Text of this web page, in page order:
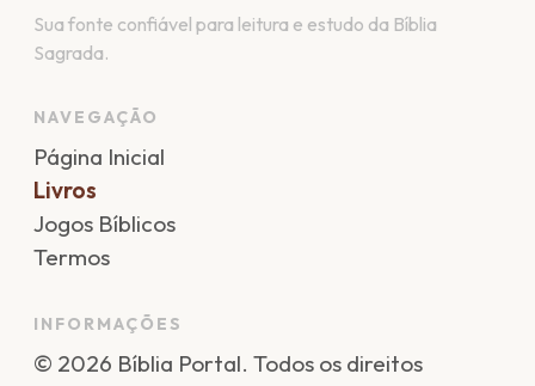
Sua fonte confiável para leitura e estudo da Bíblia
Sagrada.
NAVEGAÇÃO
Página Inicial
Livros
Jogos Bíblicos
Termos
INFORMAÇÕES
© 2026 Bíblia Portal. Todos os direitos